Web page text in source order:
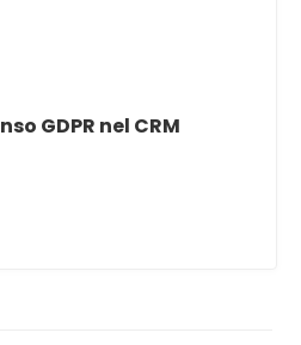
GDPR nel CRM